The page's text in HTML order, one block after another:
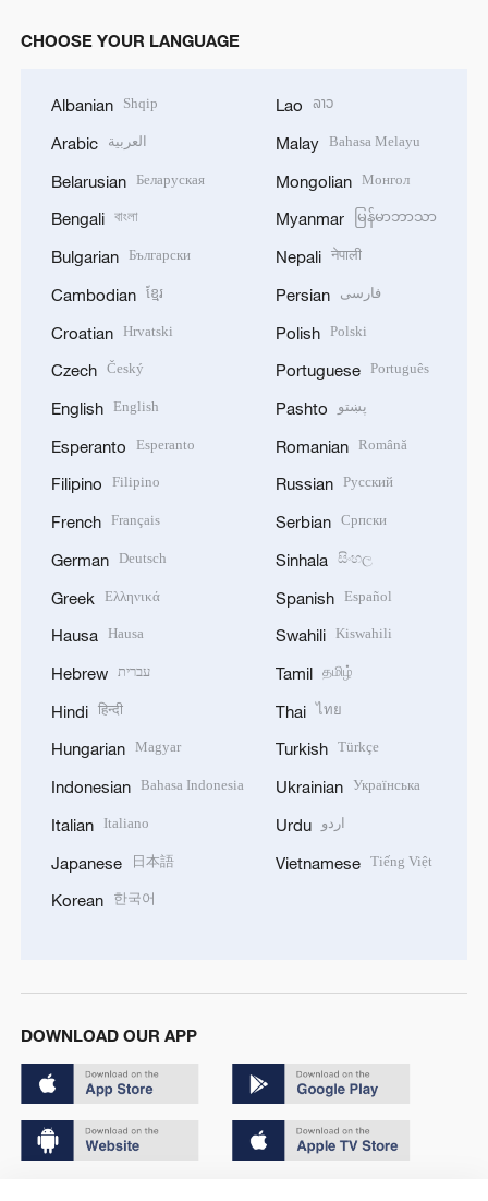
CHOOSE YOUR LANGUAGE
Albanian Shqip
Arabic العربية
Belarusian Беларуская
Bengali বাংলা
Bulgarian Български
Cambodian ខ្មែរ
Croatian Hrvatski
Czech Český
English English
Esperanto Esperanto
Filipino Filipino
French Français
German Deutsch
Greek Ελληνικά
Hausa Hausa
Hebrew עברית
Hindi हिन्दी
Hungarian Magyar
Indonesian Bahasa Indonesia
Italian Italiano
Japanese 日本語
Korean 한국어
Lao ລາວ
Malay Bahasa Melayu
Mongolian Монгол
Myanmar မြန်မာဘာသာ
Nepali नेपाली
Persian فارسی
Polish Polski
Portuguese Português
Pashto پښتو
Romanian Română
Russian Русский
Serbian Српски
Sinhala සිංහල
Spanish Español
Swahili Kiswahili
Tamil தமிழ்
Thai ไทย
Turkish Türkçe
Ukrainian Українська
Urdu اردو
Vietnamese Tiếng Việt
DOWNLOAD OUR APP